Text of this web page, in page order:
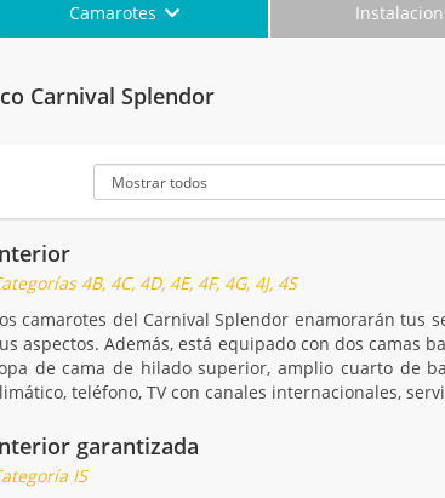
Camarotes
Carnival Splendor
4B, 4C, 4D, 4E, 4F, 4G, 4J, 4S
camarotes del Carnival Splendor enamorarán tus
aspectos. Además, está equipado con dos camas
de cama de hilado superior, amplio cuarto de
teléfono, TV con canales internacionales,
garantizada
IS